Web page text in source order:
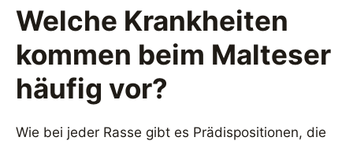
Welche Krankheiten
kommen beim Malteser
häufig vor?
Wie bei jeder Rasse gibt es Prädispositionen, die